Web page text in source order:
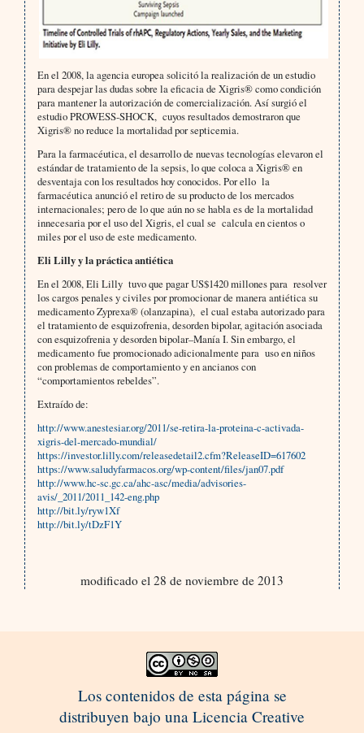
En el 2008, la agencia europea solicitó la realización de un estudio
para despejar las dudas sobre la eficacia de Xigris® como condición
para mantener la autorización de comercialización. Así surgió el
estudio PROWESS-SHOCK, cuyos resultados demostraron que
Xigris® no reduce la mortalidad por septicemia.
Para la farmacéutica, el desarrollo de nuevas tecnologías elevaron el
estándar de tratamiento de la sepsis, lo que coloca a Xigris® en
desventaja con los resultados hoy conocidos. Por ello la
farmacéutica anunció el retiro de su producto de los mercados
internacionales; pero de lo que aún no se habla es de la mortalidad
innecesaria por el uso del Xigris, el cual se calcula en cientos o
miles por el uso de este medicamento.
Eli Lilly y la práctica antiética
En el 2008, Eli Lilly tuvo que pagar US$1420 millones para resolver
los cargos penales y civiles por promocionar de manera antiética su
medicamento Zyprexa® (olanzapina), el cual estaba autorizado para
el tratamiento de esquizofrenia, desorden bipolar, agitación asociada
con esquizofrenia y desorden bipolar–Manía I. Sin embargo, el
medicamento fue promocionado adicionalmente para uso en niños
con problemas de comportamiento y en ancianos con
“comportamientos rebeldes”.
Extraído de:
http://www.anestesiar.org/2011/se-retira-la-proteina-c-activada-
xigris-del-mercado-mundial/
https://investor.lilly.com/releasedetail2.cfm?ReleaseID=617602
https://www.saludyfarmacos.org/wp-content/files/jan07.pdf
http://www.hc-sc.gc.ca/ahc-asc/media/advisories-
avis/_2011/2011_142-eng.php
http://bit.ly/ryw1Xf
http://bit.ly/tDzF1Y
modificado el 28 de noviembre de 2013
Los contenidos de esta página se
distribuyen bajo una Licencia Creative